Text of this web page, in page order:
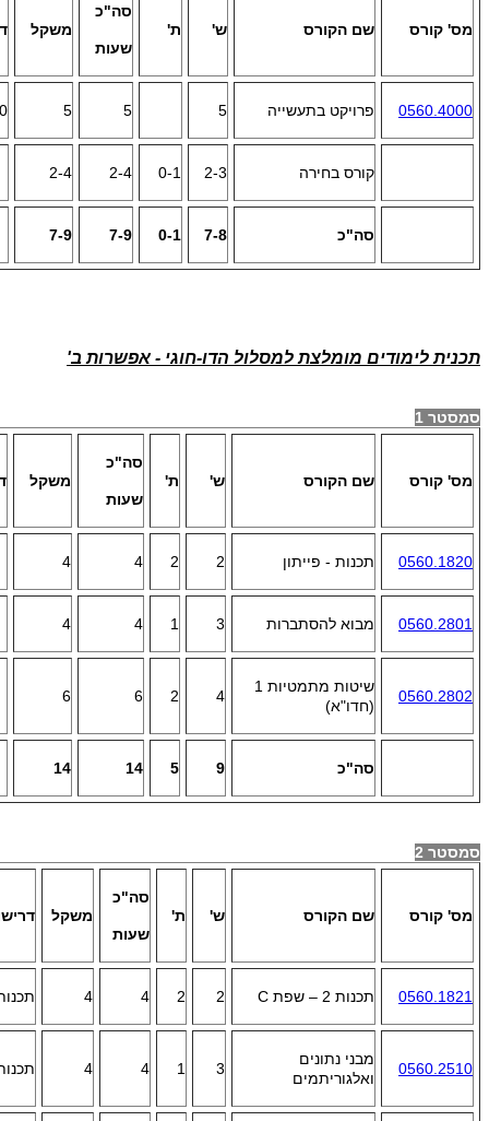
מס' קורס שם הקורס ש' ת'
סה"כ
שעות
משקל
0560.4000 פרויקט בתעשייה 5
5
5
30
קורס בחירה 2-3
0-1
2-4
2-4
סה"כ 7-8
0-1
7-9
7-9
תכנית לימודים מומלצת למסלול הדו-חוגי - אפשרות ב'
סמסטר 1
מס' קורס שם הקורס ש' ת'
סה"כ
שעות
משקל
0560.1820 תכנות - פייתון 2
2
4
4
0560.2801 מבוא להסתברות 3
1
4
4
0560.2802
שיטות מתמטיות 1
(חדו"א)
4
2
6
6
סה"כ 9
5
14
14
סמסטר 2
מס' קורס שם הקורס ש' ת'
סה"כ
שעות
משקל
0560.1821 תכנות 2 – שפת C
2
2
4
4
0560.2510
מבני נתונים
ואלגוריתמים
3
1
4
4